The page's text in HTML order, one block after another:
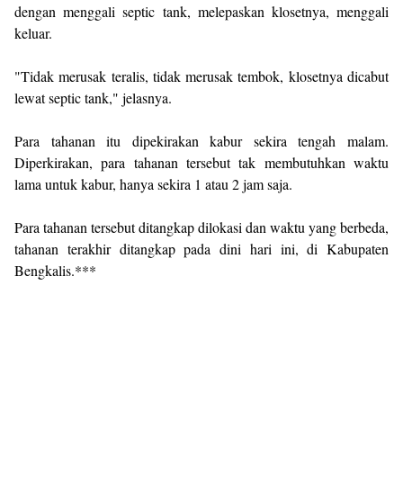
dengan menggali septic tank, melepaskan klosetnya, menggali
keluar.
"Tidak merusak teralis, tidak merusak tembok, klosetnya dicabut
lewat septic tank," jelasnya.
Para tahanan itu dipekirakan kabur sekira tengah malam.
Diperkirakan, para tahanan tersebut tak membutuhkan waktu
lama untuk kabur, hanya sekira 1 atau 2 jam saja.
Para tahanan tersebut ditangkap dilokasi dan waktu yang berbeda,
tahanan terakhir ditangkap pada dini hari ini, di Kabupaten
Bengkalis.***